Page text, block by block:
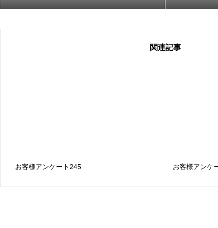
関連記事
お客様アンケート245 お客様アンケ